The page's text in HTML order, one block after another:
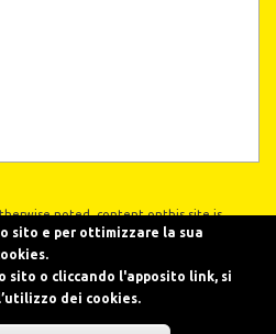
noted, content onthis site is
Creative Commons Attribution-
NoDerivs 3.0 Unported License
i contenuti presenti su
la licenzaCreative Commons
opere derivate 3.0 (CC BY-NC-ND 3.0)
sito e per ottimizzare la sua
sito o cliccando l'apposito link, si
dei cookies.